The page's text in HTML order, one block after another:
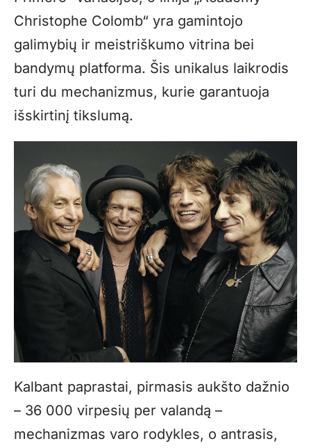
Christophe Colomb“ yra gamintojo
galimybių ir meistriškumo vitrina bei
bandymų platforma. Šis unikalus laikrodis
turi du mechanizmus, kurie garantuoja
išskirtinį tikslumą.
Kalbant paprastai, pirmasis aukšto dažnio
– 36 000 virpesių per valandą –
mechanizmas varo rodykles, o antrasis,